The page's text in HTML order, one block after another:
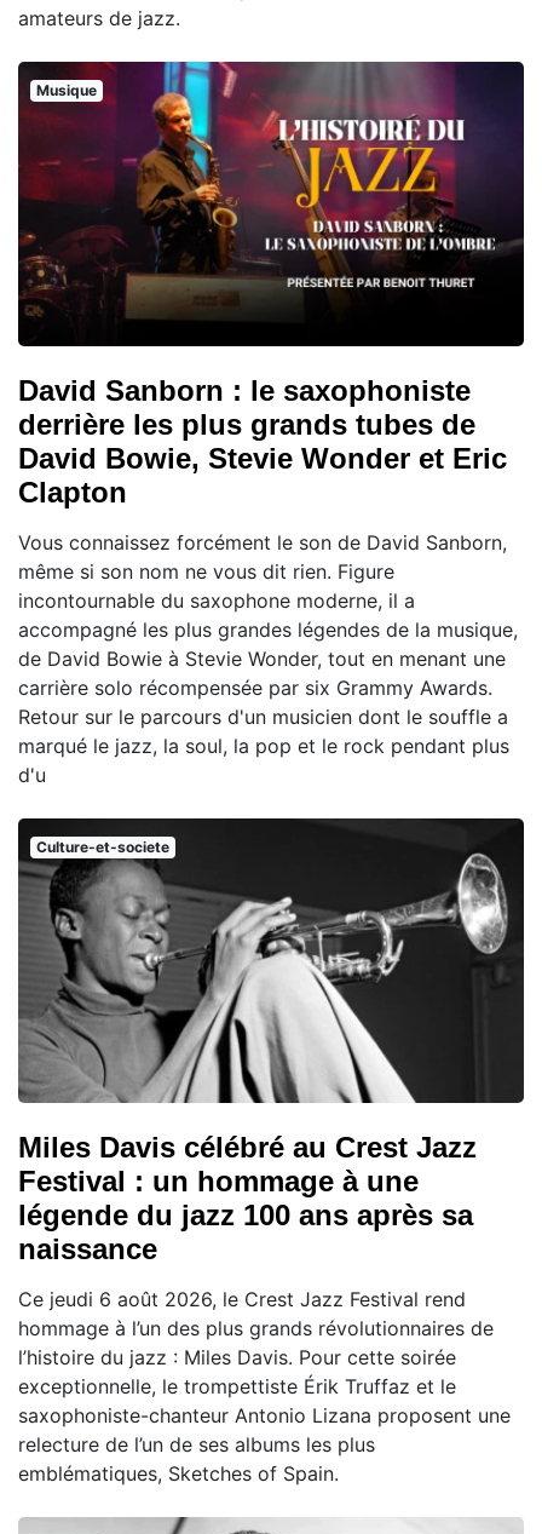
amateurs de jazz.
Musique
David Sanborn : le saxophoniste
derrière les plus grands tubes de
David Bowie, Stevie Wonder et Eric
Clapton
Vous connaissez forcément le son de David Sanborn,
même si son nom ne vous dit rien. Figure
incontournable du saxophone moderne, il a
accompagné les plus grandes légendes de la musique,
de David Bowie à Stevie Wonder, tout en menant une
carrière solo récompensée par six Grammy Awards.
Retour sur le parcours d'un musicien dont le souffle a
marqué le jazz, la soul, la pop et le rock pendant plus
d'u
Culture-et-societe
Miles Davis célébré au Crest Jazz
Festival : un hommage à une
légende du jazz 100 ans après sa
naissance
Ce jeudi 6 août 2026, le Crest Jazz Festival rend
hommage à l’un des plus grands révolutionnaires de
l’histoire du jazz : Miles Davis. Pour cette soirée
exceptionnelle, le trompettiste Érik Truffaz et le
saxophoniste-chanteur Antonio Lizana proposent une
relecture de l’un de ses albums les plus
emblématiques, Sketches of Spain.